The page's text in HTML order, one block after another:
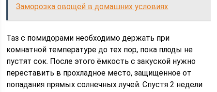
Заморозка овощей в домашних условиях
Таз с помидорами необходимо держать при
комнатной температуре до тех пор, пока плоды не
пустят сок. После этого ёмкость с закуской нужно
переставить в прохладное место, защищённое от
попадания прямых солнечных лучей. Спустя 2 недели